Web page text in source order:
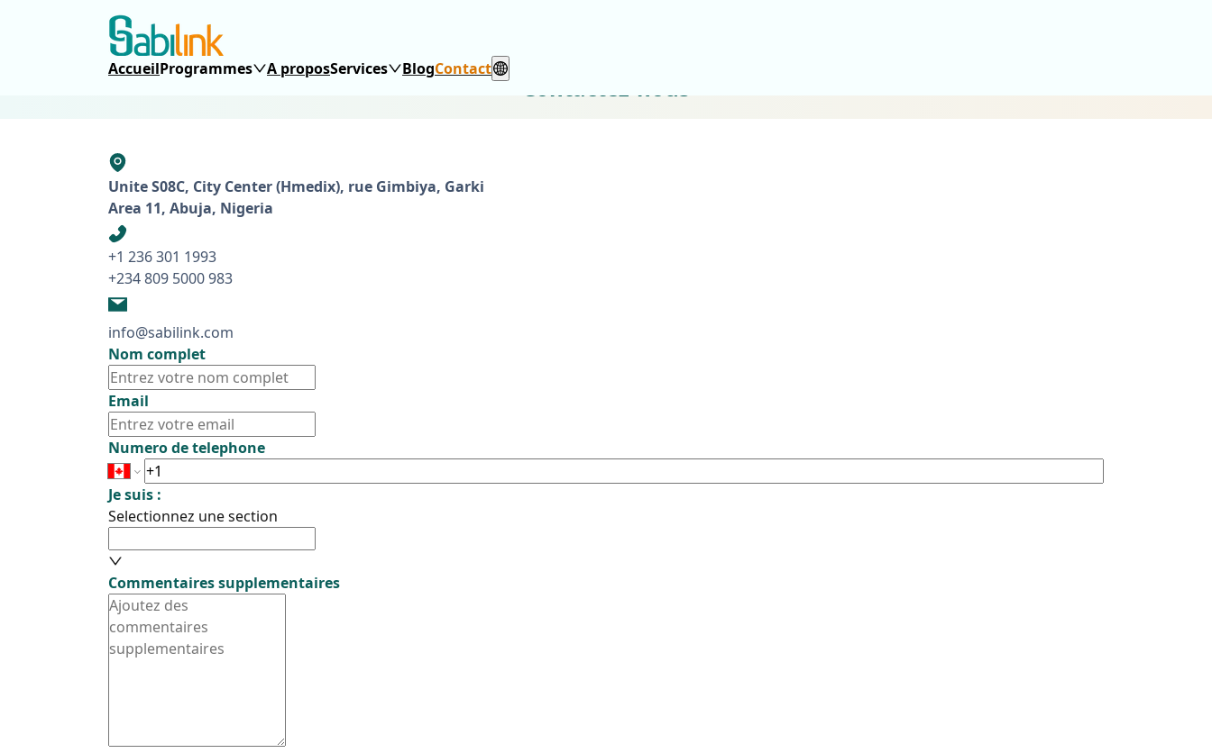
AccueilProgrammes A proposServices BlogContact
Contactez-nous
Unite S08C, City Center (Hmedix), rue Gimbiya, Garki
Area 11, Abuja, Nigeria
+1 236 301 1993
+234 809 5000 983
info@sabilink.com
Nom complet
Email
Numero de telephone
Je suis :
Selectionnez une section
Commentaires supplementaires